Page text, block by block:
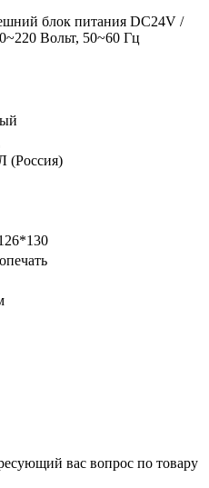
блок питания DC24V /
Вольт, 50~60 Гц
(Россия)
вас вопрос по товару